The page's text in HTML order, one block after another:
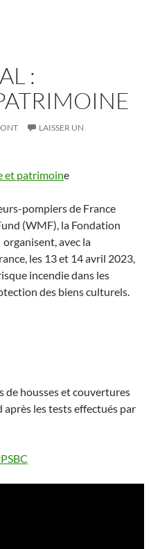
:
LAISSER UN
et patrimoine
pompiers de France
(WMF), la Fondation
organisent, avec la
les 13 et 14 avril 2023,
incendie dans les
des biens culturels.
de housses et couvertures
les tests effectués par